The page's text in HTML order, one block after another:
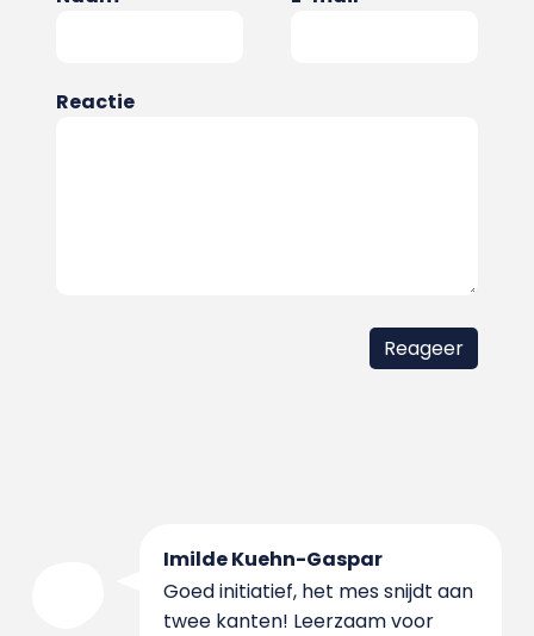
Reactie
Imilde Kuehn-Gaspar
Goed initiatief, het mes snijdt aan
twee kanten! Leerzaam voor